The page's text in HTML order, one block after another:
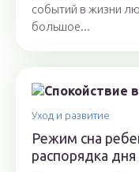
событий в жизни
большое...
Уход и развитие
Режим сна
распорядка дня